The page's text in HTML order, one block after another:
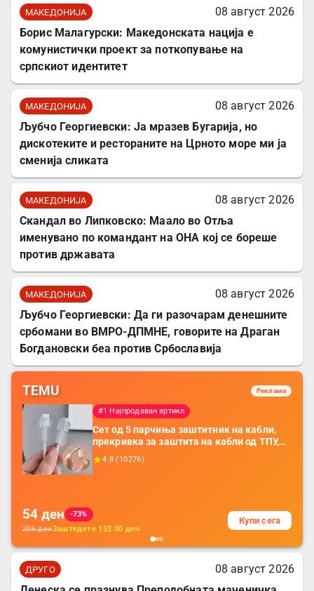
МАКЕДОНИЈА
08 август 2026
Борис Малагурски: Македонската нација е
комунистички проект за поткопување на
српскиот идентитет
МАКЕДОНИЈА
08 август 2026
Љубчо Георгиевски: Ја мразев Бугарија, но
дискотеките и рестораните на Црното море ми ја
сменија сликата
МАКЕДОНИЈА
08 август 2026
Скандал во Липковско: Маало во Отља
именувано по командант на ОНА кој се бореше
против државата
МАКЕДОНИЈА
08 август 2026
Љубчо Георгиевски: Да ги разочарам денешните
србомани во ВМРО-ДПМНЕ, говорите на Драган
Богдановски беа против Србославија
TEMU Реклама
#1 Најпродаван артикл
Сет од 5 парчиња заштитник на кабли,
прекривка за заштита на кабли од ТПУ,
додатоци за заштита на кабли, без
батерија, за мобилни телефони, комплет
4.8 ( 10276)
54 ден
-73%
206денЗаштедете 152.00 ден
Купи сега
ДРУГО
08 август 2026